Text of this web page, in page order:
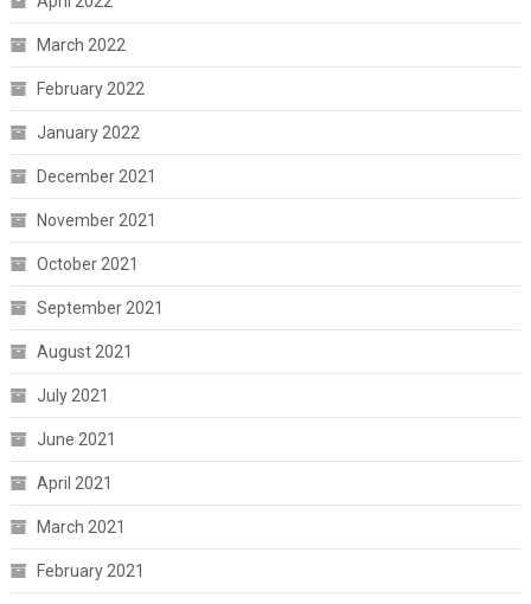
March 2022
February 2022
January 2022
December 2021
November 2021
October 2021
September 2021
August 2021
July 2021
June 2021
April 2021
March 2021
February 2021